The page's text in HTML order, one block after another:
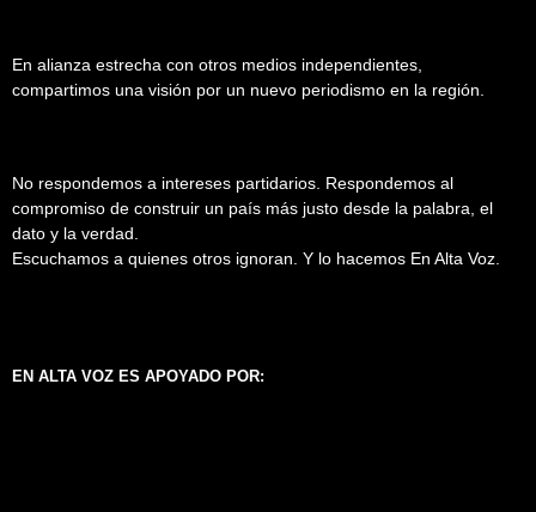
En alianza estrecha con otros medios independientes,
compartimos una visión por un nuevo periodismo en la región.
No respondemos a intereses partidarios. Respondemos al
compromiso de construir un país más justo desde la palabra, el
dato y la verdad.
Escuchamos a quienes otros ignoran. Y lo hacemos En Alta Voz.
EN ALTA VOZ ES APOYADO POR: